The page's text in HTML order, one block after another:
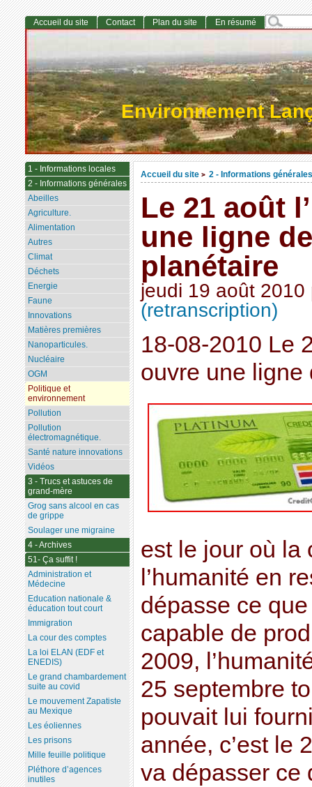
Environnement
Accueil du site > 2 - Informations générales
Le 21 août
une ligne
planétaire
jeudi 19 août 2010
(retranscription)
18-08-2010 Le
ouvre une ligne
est le jour où la
l’humanité en
dépasse ce
capable de
2009,
25 septembre
pouvait lui
année, c’est le
va dépasser ce
Accueil du site Contact Plan du site En résumé
1 - Informations locales
2 - Informations générales
Abeilles
Agriculture.
Alimentation
Autres
Climat
Déchets
Energie
Faune
Innovations
Matières premières
Nanoparticules.
Nucléaire
OGM
Politique et
environnement
Pollution
Pollution
électromagnétique.
Santé nature innovations
Vidéos
3 - Trucs et astuces de
grand-mère
Grog sans alcool en cas
de grippe
Soulager une migraine
4 - Archives
51- Ça suffit !
Administration et
Médecine
Education nationale &
éducation tout court
Immigration
La cour des comptes
La loi ELAN (EDF et
ENEDIS)
Le grand chambardement
suite au covid
Le mouvement Zapatiste
au Mexique
Les éoliennes
Les prisons
Mille feuille politique
Pléthore d’agences
inutiles